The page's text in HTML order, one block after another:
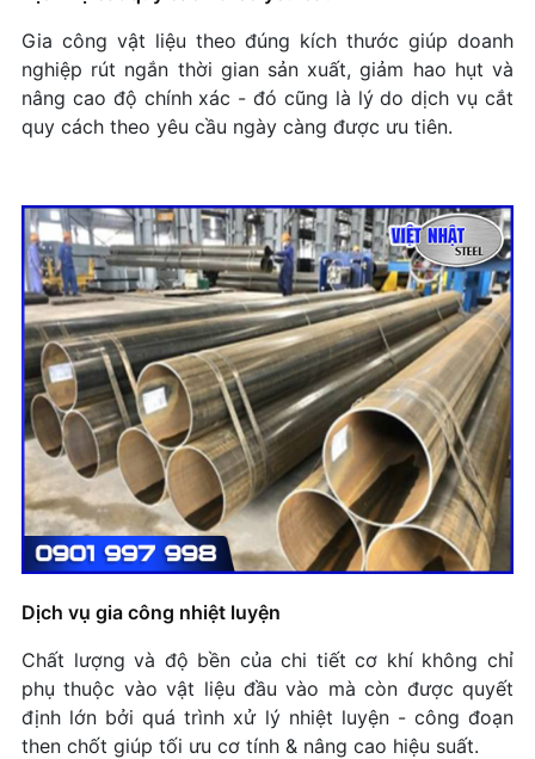
Gia công vật liệu theo đúng kích thước giúp doanh
nghiệp rút ngắn thời gian sản xuất, giảm hao hụt và
nâng cao độ chính xác - đó cũng là lý do dịch vụ cắt
quy cách theo yêu cầu ngày càng được ưu tiên.
Dịch vụ gia công nhiệt luyện
Chất lượng và độ bền của chi tiết cơ khí không chỉ
phụ thuộc vào vật liệu đầu vào mà còn được quyết
định lớn bởi quá trình xử lý nhiệt luyện - công đoạn
then chốt giúp tối ưu cơ tính & nâng cao hiệu suất.